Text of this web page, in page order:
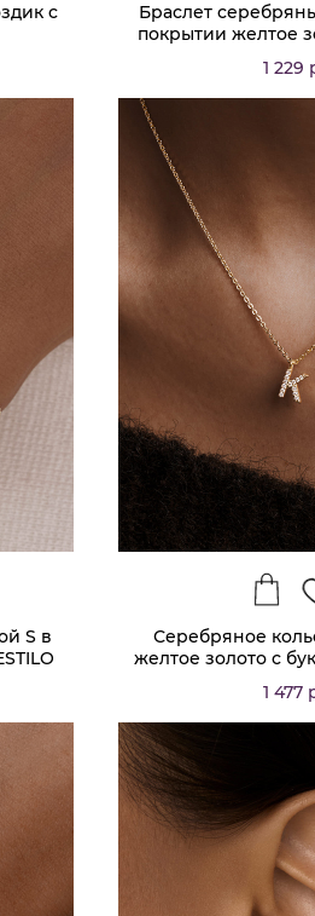
c
Браслет
покрытии желтое
1 229
S в
Серебряное
желтое золото с
1 477